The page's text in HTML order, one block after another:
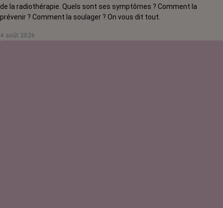
de la radiothérapie. Quels sont ses symptômes ? Comment la
prévenir ? Comment la soulager ? On vous dit tout.
4 août 2026